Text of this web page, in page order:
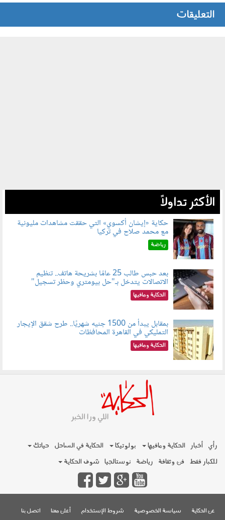
التعليقات
الأكثر تداولاً
080802.jpg
حكاية «إيشان أكسوي» التي حققت مشاهدات مليونية
مع محمد صلاح في تركيا
رياضة
080803.jpg
بعد حبس طالب 25 عامًا بشريحة هاتف.. تنظيم
الاتصالات يتدخل بـ"حل بيومتري وحظر تسجيل"
الحكاية ومافيها
080801.jpg
بمقابل يبدأ من 1500 جنيه شهريًا.. طرح شقق الإيجار
التمليكي في القاهرة المحافظات
الحكاية ومافيها
رأي أخبار الحكاية ومافيها بولوتيكا الحكاية في الساحل
حياتك
للكبار فقط فن وثقافة رياضة نوستالجيا شوف الحكاية
عن الحكاية سياسة الخصوصية شروط الإستخدام أعلن معنا اتصل بنا